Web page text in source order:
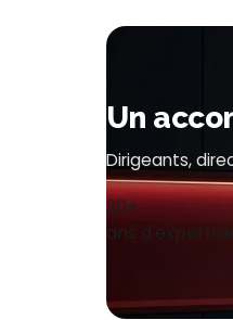
Un
Dirigeants,
20+
ans d'expertise